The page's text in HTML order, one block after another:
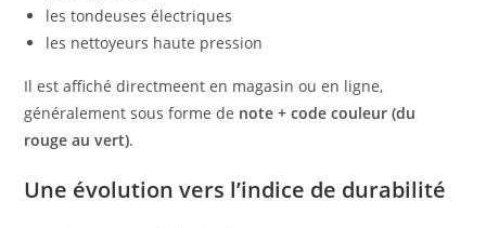
les tondeuses électriques
les nettoyeurs haute pression
Il est affiché directmeent en magasin ou en ligne,
généralement sous forme de note + code couleur (du
rouge au vert).
Une évolution vers l’indice de durabilité